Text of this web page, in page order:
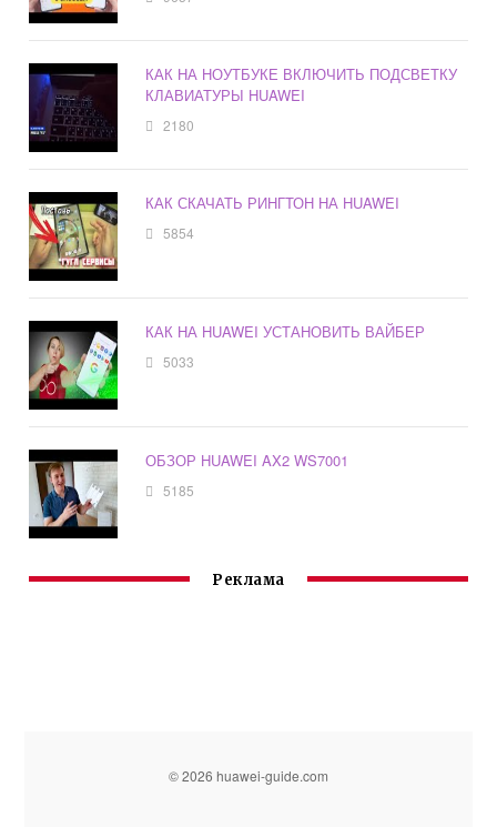
КАК НА НОУТБУКЕ ВКЛЮЧИТЬ ПОДСВЕТКУ
КЛАВИАТУРЫ HUAWEI
2180
КАК СКАЧАТЬ РИНГТОН НА HUAWEI
5854
КАК НА HUAWEI УСТАНОВИТЬ ВАЙБЕР
5033
ОБЗОР HUAWEI AX2 WS7001
5185
Реклама
© 2026 huawei-guide.com